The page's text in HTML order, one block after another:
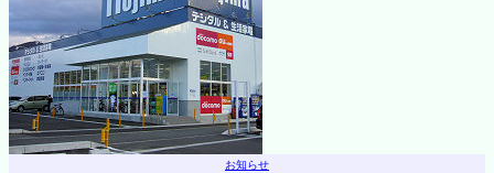
お知らせ